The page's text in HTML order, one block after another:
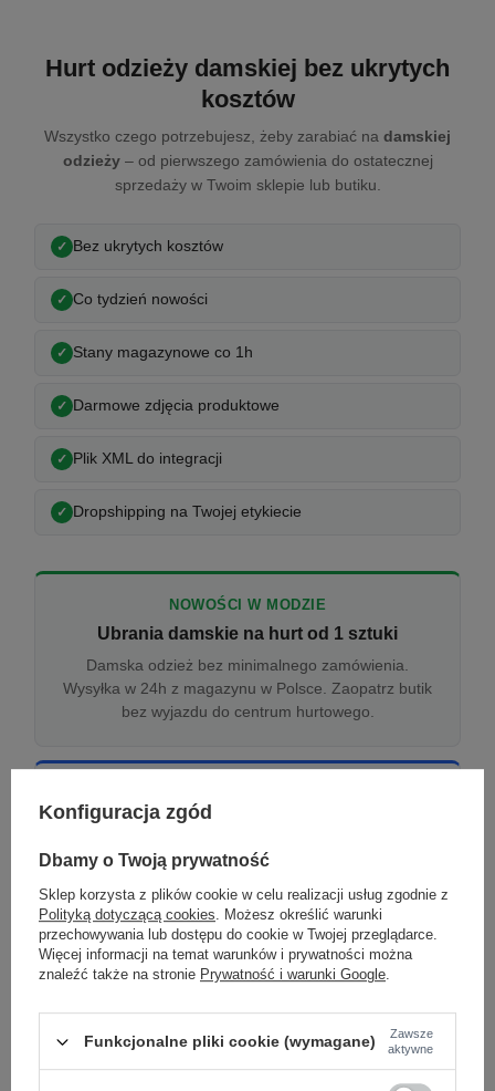
Hurt odzieży damskiej bez ukrytych
kosztów
Wszystko czego potrzebujesz, żeby zarabiać na damskiej
odzieży– od pierwszego zamówienia do ostatecznej
sprzedaży w Twoim sklepie lub butiku.
Bez ukrytych kosztów
Co tydzień nowości
Stany magazynowe co 1h
Darmowe zdjęcia produktowe
Plik XML do integracji
Dropshipping na Twojej etykiecie
NOWOŚCI W MODZIE
Ubrania damskie na hurt od 1 sztuki
Damska odzież bez minimalnego zamówienia.
Wysyłka w 24h z magazynu w Polsce. Zaopatrz butik
bez wyjazdu do centrum hurtowego.
Odzież damska hurtowo online
Internetowa hurtownia damska z plikiem XML/CSV.
Aktualizacja stanów co godzinę.
DROPSHIPPING
Damskie ubrania w dropshippingu
Hurt odzieży damskiej z wysyłką na etykiecie Twojego
sklepu w całej UE. Zero magazynu, zero
Konfiguracja zgód
Dbamy o Twoją prywatność
Sklep korzysta z plików cookie w celu realizacji usług zgodnie z
Polityką dotyczącą cookies. Możesz określić warunki
przechowywania lub dostępu do cookie w Twojej przeglądarce.
Więcej informacji na temat warunków i prywatności można
znaleźć także na stronie Prywatność i warunki Google.
Funkcjonalne pliki cookie (wymagane)
Zawsze
aktywne